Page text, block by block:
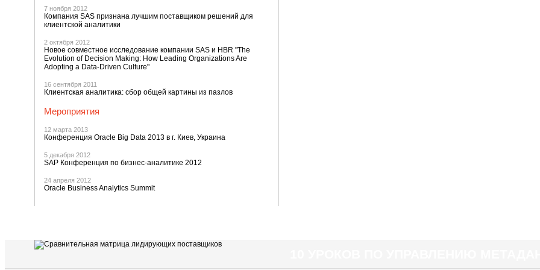
7 ноября 2012
Компания SAS признана лучшим поставщиком решений для
клиентской аналитики
2 октября 2012
Новое совместное исследование компании SAS и HBR "The
Evolution of Decision Making: How Leading Organizations Are
Adopting a Data-Driven Culture"
16 сентября 2011
Клиентская аналитика: сбор общей картины из пазлов
Мероприятия
12 марта 2013
Конференция Oracle Big Data 2013 в г. Киев, Украина
5 декабря 2012
SAP Конференция по бизнес-аналитике 2012
24 апреля 2012
Oracle Business Analytics Summit